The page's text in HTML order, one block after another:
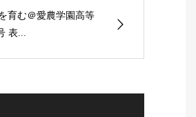
育む＠愛農学園高等
表...